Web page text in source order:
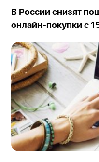
В России снизят
онлайн-покупки с